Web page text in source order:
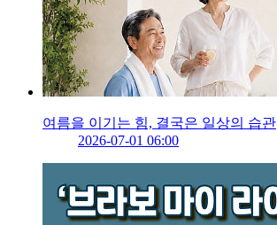
여름을 이기는 힘, 결국은 일상의 습관
2026-07-01 06:00